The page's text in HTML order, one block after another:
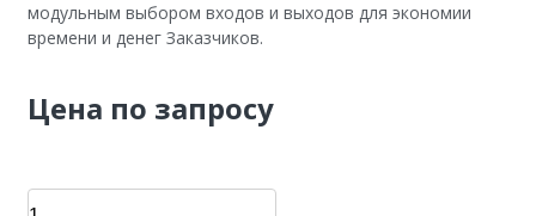
модульным выбором входов и выходов для экономии
времени и денег Заказчиков.
Цена по запросу
Трансмиттер